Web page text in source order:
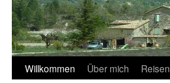
Zum
Willkommen Über mich Reisen